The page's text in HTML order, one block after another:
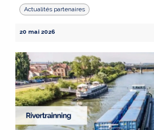
Actualités partenaires
20 mai 2026